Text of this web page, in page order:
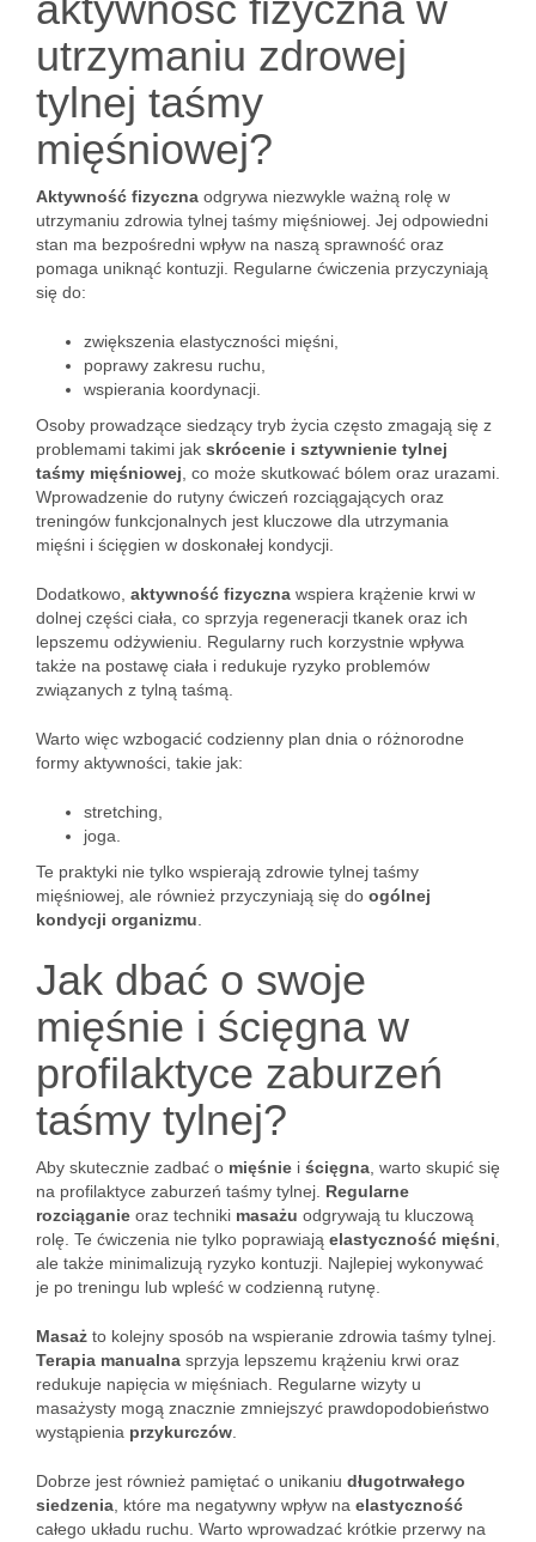
utrzymaniu zdrowej
tylnej taśmy
mięśniowej?
Aktywność fizyczna odgrywa niezwykle ważną rolę w
utrzymaniu zdrowia tylnej taśmy mięśniowej. Jej odpowiedni
stan ma bezpośredni wpływ na naszą sprawność oraz
pomaga uniknąć kontuzji. Regularne ćwiczenia przyczyniają
się do:
zwiększenia elastyczności mięśni,
poprawy zakresu ruchu,
wspierania koordynacji.
Osoby prowadzące siedzący tryb życia często zmagają się z
problemami takimi jak skrócenie i sztywnienie tylnej
taśmy mięśniowej , co może skutkować bólem oraz urazami.
Wprowadzenie do rutyny ćwiczeń rozciągających oraz
treningów funkcjonalnych jest kluczowe dla utrzymania
mięśni i ścięgien w doskonałej kondycji.
Dodatkowo, aktywność fizyczna wspiera krążenie krwi w
dolnej części ciała, co sprzyja regeneracji tkanek oraz ich
lepszemu odżywieniu. Regularny ruch korzystnie wpływa
także na postawę ciała i redukuje ryzyko problemów
związanych z tylną taśmą.
Warto więc wzbogacić codzienny plan dnia o różnorodne
formy aktywności, takie jak:
stretching,
joga.
Te praktyki nie tylko wspierają zdrowie tylnej taśmy
mięśniowej, ale również przyczyniają się do ogólnej
kondycji organizmu
Jak dbać o swoje
mięśnie i ścięgna w
profilaktyce zaburzeń
taśmy tylnej?
Aby skutecznie zadbać o mięśnie i ścięgna , warto skupić się
na profilaktyce zaburzeń taśmy tylnej. Regularne
rozciąganie oraz techniki masażu odgrywają tu kluczową
rolę. Te ćwiczenia nie tylko poprawiają elastyczność mięśni
ale także minimalizują ryzyko kontuzji. Najlepiej wykonywać
je po treningu lub wpleść w codzienną rutynę.
Masaż to kolejny sposób na wspieranie zdrowia taśmy tylnej.
Terapia manualna sprzyja lepszemu krążeniu krwi oraz
redukuje napięcia w mięśniach. Regularne wizyty u
masażysty mogą znacznie zmniejszyć prawdopodobieństwo
wystąpienia przykurczów
Dobrze jest również pamiętać o unikaniu długotrwałego
siedzenia , które ma negatywny wpływ na elastyczność
całego układu ruchu. Warto wprowadzać krótkie przerwy na